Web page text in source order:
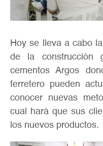
Hoy se lleva a cabo
de la construcción
cementos Argos
ferretero pueden
conocer nuevas
cual hará que sus
los nuevos productos.